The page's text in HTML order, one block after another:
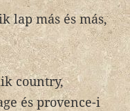
lap más és más,
country,
és provence-i